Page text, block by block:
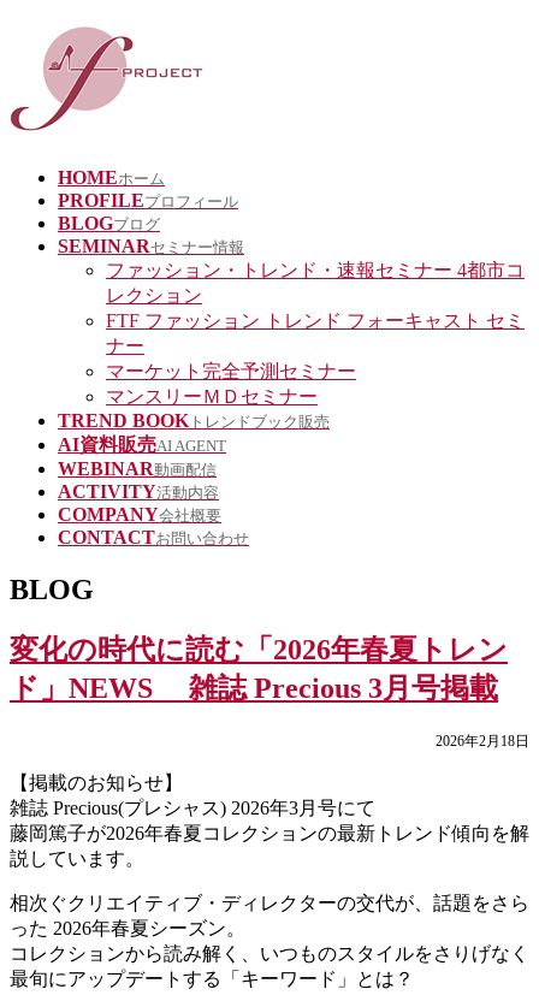
HOMEホーム
PROFILEプロフィール
BLOGブログ
SEMINARセミナー情報
ファッション・トレンド・速報セミナー 4都市コ
レクション
FTF ファッション トレンド フォーキャスト セミ
ナー
マーケット完全予測セミナー
マンスリーＭＤセミナー
TREND BOOK トレンドブック販売
AI資料販売AI AGENT
WEBINAR動画配信
ACTIVITY活動内容
COMPANY会社概要
CONTACTお問い合わせ
BLOG
変化の時代に読む「2026年春夏トレン
ド」NEWS 雑誌 Precious 3月号掲載
2026年2月18日
【掲載のお知らせ】
雑誌 Precious(プレシャス) 2026年3月号にて
藤岡篤子が2026年春夏コレクションの最新トレンド傾向を解
説しています。
相次ぐクリエイティブ・ディレクターの交代が、話題をさら
った 2026年春夏シーズン。
コレクションから読み解く、いつものスタイルをさりげなく
最旬にアップデートする「キーワード」とは？